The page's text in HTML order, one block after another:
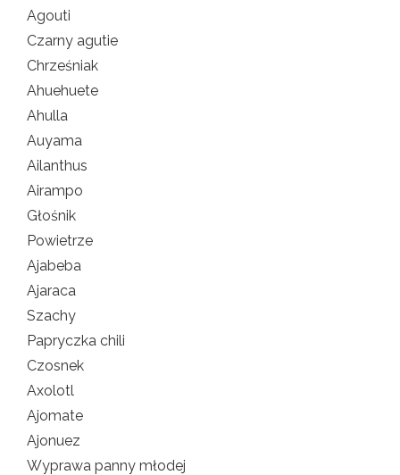
Agouti
Czarny agutie
Chrześniak
Ahuehuete
Ahulla
Auyama
Ailanthus
Airampo
Głośnik
Powietrze
Ajabeba
Ajaraca
Szachy
Papryczka chili
Czosnek
Axolotl
Ajomate
Ajonuez
Wyprawa panny młodej